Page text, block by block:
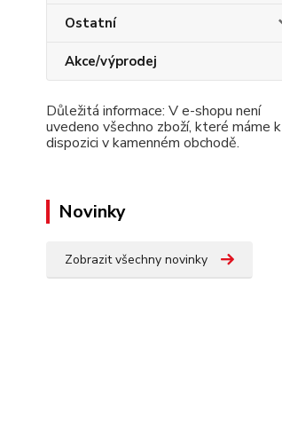
Ostatní
Akce/výprodej
Důležitá informace: V e-shopu není
uvedeno všechno zboží, které máme k
dispozici v kamenném obchodě.
Novinky
Zobrazit všechny novinky